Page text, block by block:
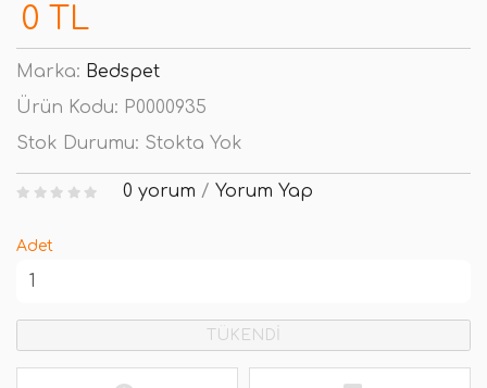
0 TL
Marka: Bedspet
Ürün Kodu: P0000935
Stok Durumu: Stokta Yok
0 yorum / Yorum Yap
Adet
TÜKENDİ